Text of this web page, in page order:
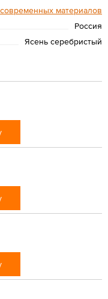
материалов
Россия
Ясень серебристый